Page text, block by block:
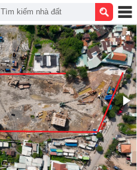
Tìm kiếm nhà đất